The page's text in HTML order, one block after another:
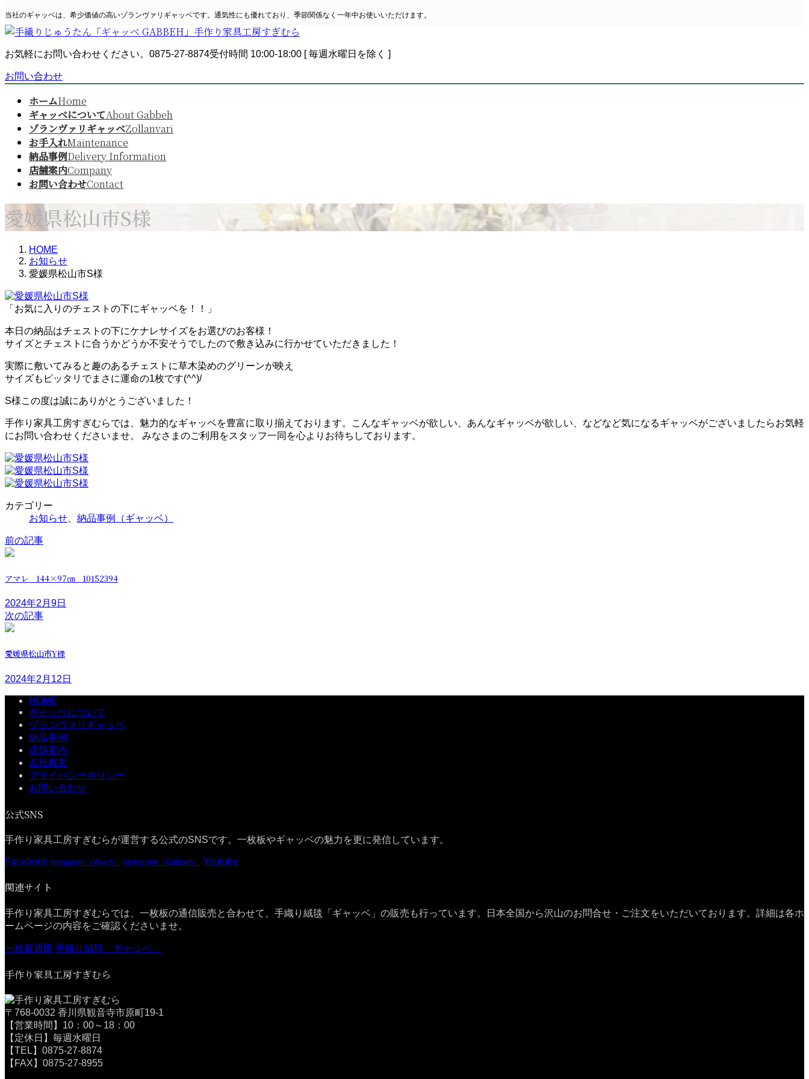
ン
テ
ツ
ス
ビ
ゲ
シ
ン
当社のギャッベは、希少価値の高いゾランヴァリギャッベです。通気性にも優れており、季節関係なく一年中お使いいただけます。
お気軽にお問い合わせください。 0875-27-8874受付時間 10:00-18:00 [ 毎週水曜日を除く ]
お問い合わせ
ホームHome
ギャッベについてAbout Gabbeh
ゾランヴァリギャッベZollanvari
お手入れMaintenance
納品事例Delivery Information
店舗案内Company
お問い合わせContact
愛媛県松山市S様
HOME
お知らせ
愛媛県松山市S様
「お気に入りのチェストの下にギャッベを！！」
本日の納品はチェストの下にケナレサイズをお選びのお客様！
サイズとチェストに合うかどうか不安そうでしたので敷き込みに行かせていただきました！
実際に敷いてみると趣のあるチェストに草木染めのグリーンが映え
サイズもピッタリでまさに運命の1枚です(^^)/
S様この度は誠にありがとうございました！
手作り家具工房すぎむらでは、魅力的なギャッベを豊富に取り揃えております。こんなギャッベが欲しい、あんなギャッベが欲しい、などなど気になるギャッベがございましたらお気軽
にお問い合わせくださいませ。 みなさまのご利用をスタッフ一同を心よりお待ちしております。
カテゴリー
お知らせ
納品事例（ギャッベ）
前の記事
アマレ 144×97㎝ 10152394
2024年2月9日
次の記事
愛媛県松山市Y様
2024年2月12日
HOME
ギャッベについて
ゾランヴァリギャッベ
納品事例
店舗案内
会社概要
プライバシーポリシー
お問い合わせ
公式SNS
手作り家具工房すぎむらが運営する公式のSNSです。一枚板やギャッベの魅力を更に発信しています。
Facebook Instagram（Wood） Instagram（Gabbeh） Youtube
関連サイト
手作り家具工房すぎむらでは、一枚板の通信販売と合わせて、手織り絨毯「ギャッベ」の販売も行っています。日本全国から沢山のお問合せ・ご注文をいただいております。詳細は各ホ
ームページの内容をご確認くださいませ。
一枚板通販 手織り絨毯「ギャッベ」
手作り家具工房すぎむら
〒768-0032 香川県観音寺市原町19-1
【営業時間】10：00～18：00
【定休日】毎週水曜日
【TEL】0875-27-8874
【FAX】0875-27-8955